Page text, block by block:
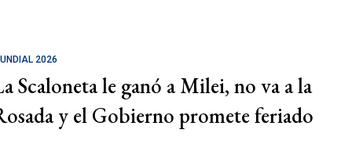
2026
Scaloneta le ganó a Milei, no va a la
y el Gobierno promete feriado